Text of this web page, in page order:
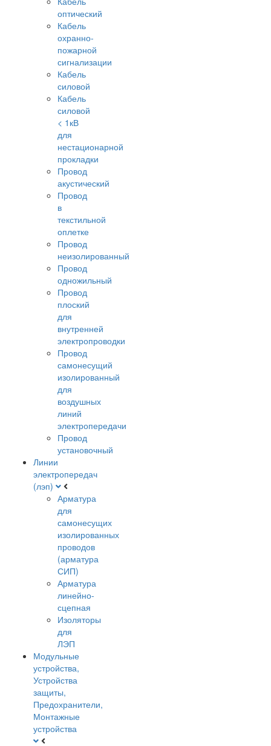
оптический
Кабель
охранно-
пожарной
сигнализации
Кабель
силовой
Кабель
силовой
< 1кВ
для
нестационарной
прокладки
Провод
акустический
Провод
в
текстильной
оплетке
Провод
неизолированный
Провод
одножильный
Провод
плоский
для
внутренней
электропроводки
Провод
самонесущий
изолированный
для
воздушных
линий
электропередачи
Провод
установочный
Линии
электропередач
(лэп)
Арматура
для
самонесущих
изолированных
проводов
(арматура
СИП)
Арматура
линейно-
сцепная
Изоляторы
для
ЛЭП
Модульные
устройства,
Устройства
защиты,
Предохранители,
Монтажные
устройства